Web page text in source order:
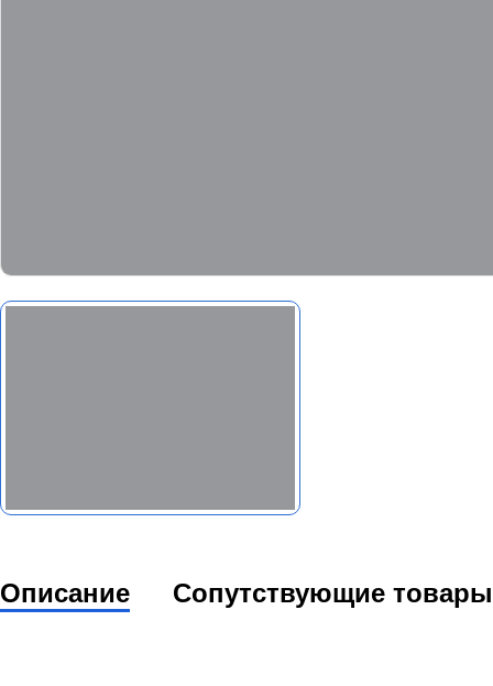
Описание Сопутствующие товары